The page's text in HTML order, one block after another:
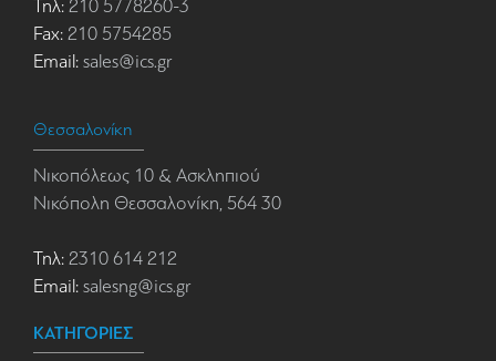
Τηλ: 210 5778260-3
Fax: 210 5754285
Email: sales@ics.gr
Θεσσαλονίκη
Νικοπόλεως 10 & Ασκληπιού
Νικόπολη Θεσσαλονίκη, 564 30
Τηλ: 2310 614 212
Email: salesng@ics.gr
ΚΑΤΗΓΟΡΙΕΣ